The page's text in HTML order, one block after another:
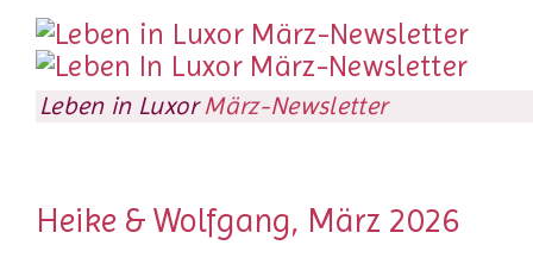
Leben in LuxorMärz-Newsletter
Heike & Wolfgang, März 2026